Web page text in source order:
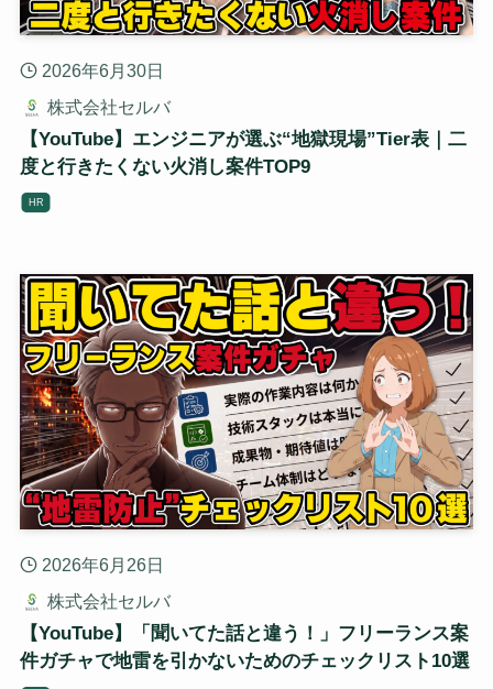
2026年6月30日
株式会社セルバ
【YouTube】エンジニアが選ぶ“地獄現場”Tier表｜二
度と行きたくない火消し案件TOP9
HR
2026年6月26日
株式会社セルバ
【YouTube】「聞いてた話と違う！」フリーランス案
件ガチャで地雷を引かないためのチェックリスト10選